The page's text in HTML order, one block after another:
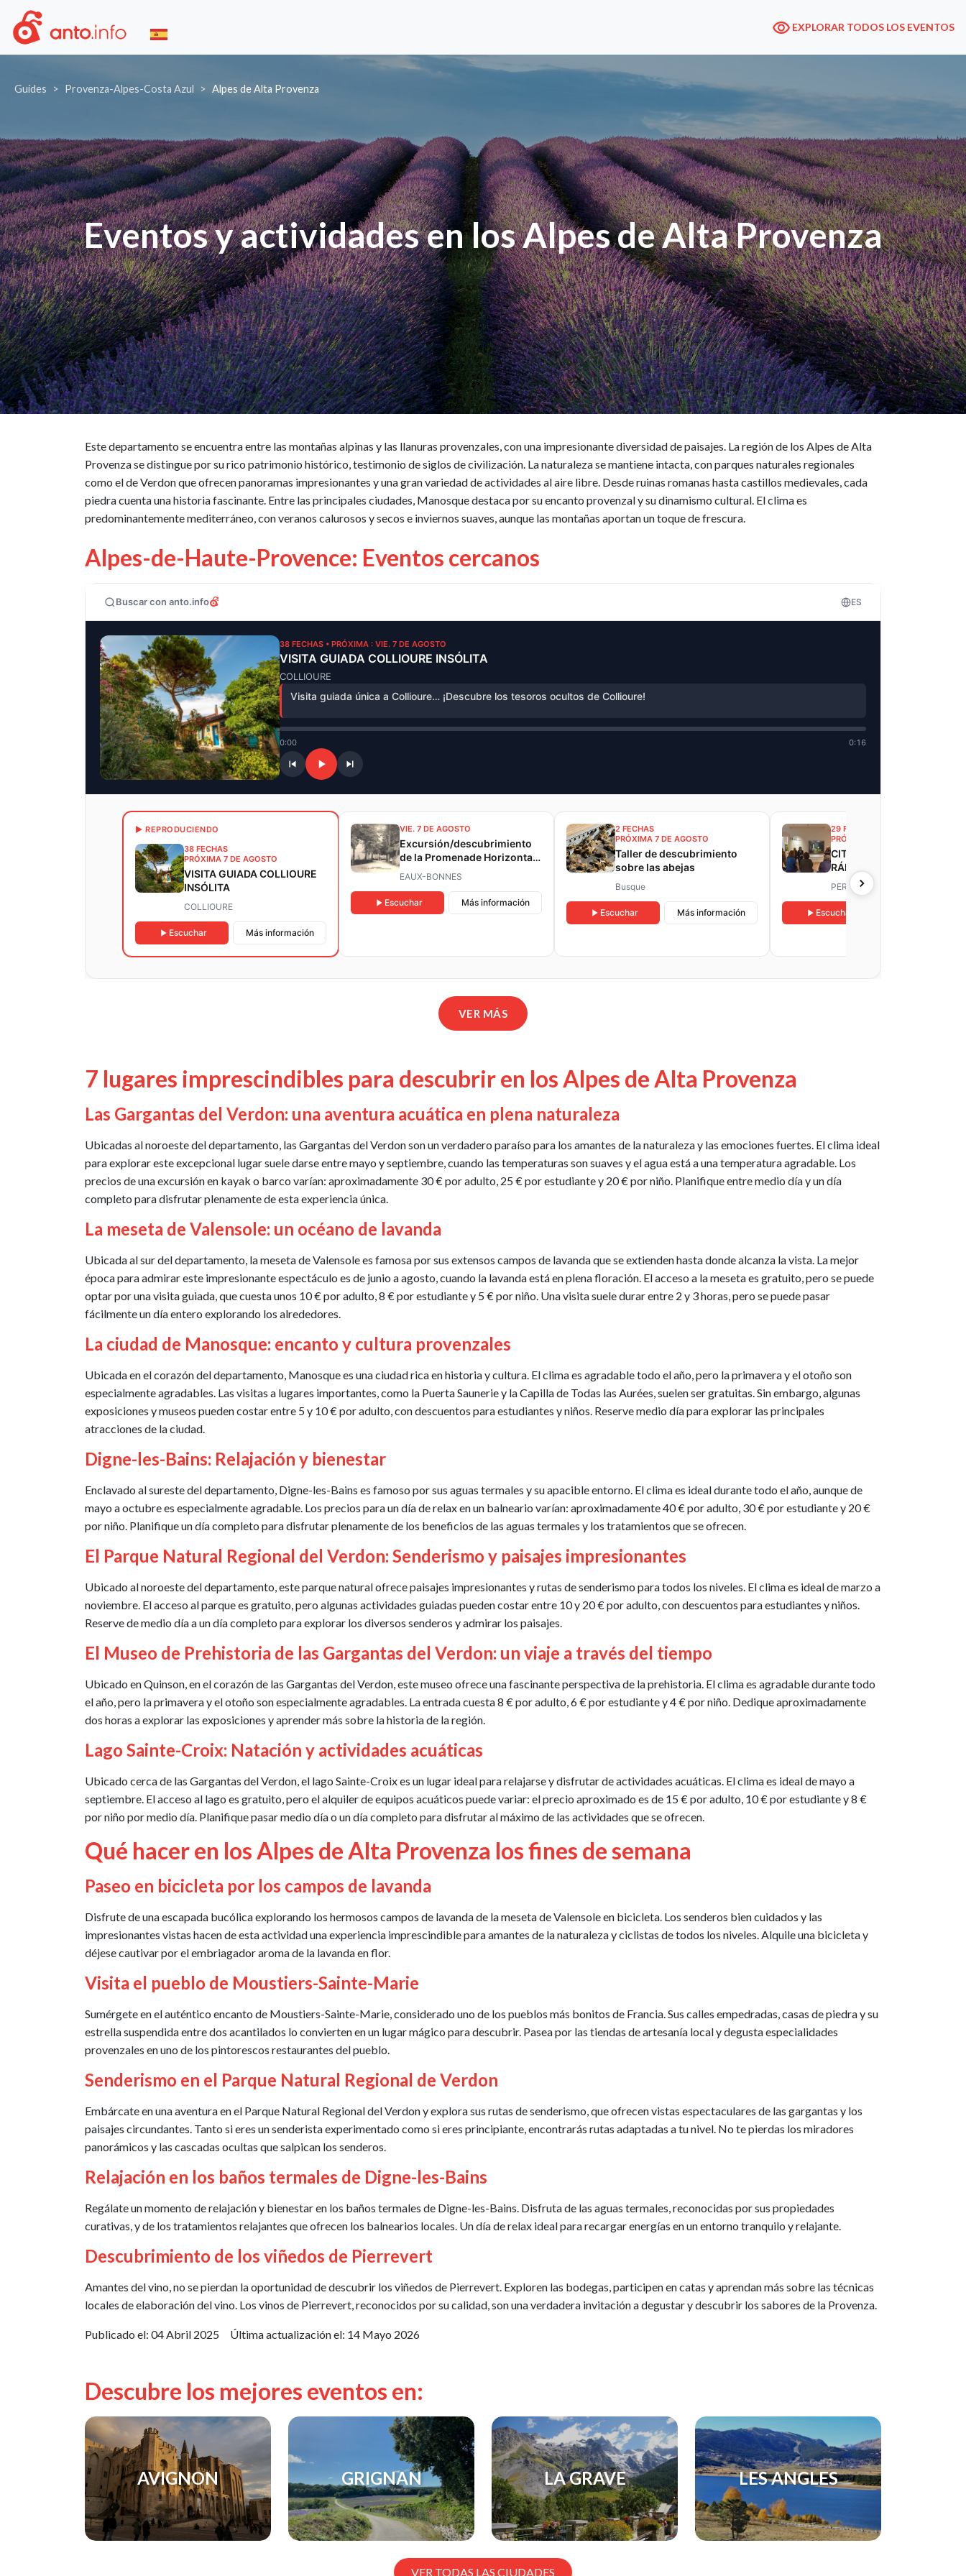
EXPLORAR TODOS LOS EVENTOS
Guides Provenza-Alpes-Costa Azul Alpes de Alta Provenza
Eventos y actividades en los Alpes de Alta Provenza
Este departamento se encuentra entre las montañas alpinas y las llanuras provenzales, con una impresionante diversidad de paisajes. La región de los Alpes de Alta
Provenza se distingue por su rico patrimonio histórico, testimonio de siglos de civilización. La naturaleza se mantiene intacta, con parques naturales regionales
como el de Verdon que ofrecen panoramas impresionantes y una gran variedad de actividades al aire libre. Desde ruinas romanas hasta castillos medievales, cada
piedra cuenta una historia fascinante. Entre las principales ciudades, Manosque destaca por su encanto provenzal y su dinamismo cultural. El clima es
predominantemente mediterráneo, con veranos calurosos y secos e inviernos suaves, aunque las montañas aportan un toque de frescura.
Alpes-de-Haute-Provence: Eventos cercanos
Buscar con anto.info ES
38 FECHAS • PRÓXIMA : VIE. 7 DE AGOSTO
VISITA GUIADA COLLIOURE INSÓLITA
COLLIOURE
Visita guiada única a Collioure… ¡Descubre los tesoros ocultos de Collioure!
0:00 0:16
▶ REPRODUCIENDO
38 FECHAS
PRÓXIMA 7 DE AGOSTO
VISITA GUIADA COLLIOURE
INSÓLITA
COLLIOURE
Escuchar Más información
VIE. 7 DE AGOSTO
Excursión/descubrimiento
de la Promenade Horizontale
- Eaux Bonnes: la historia del
árboles de la Emperatriz
EAUX-BONNES
Escuchar Más información
2 FECHAS
PRÓXIMA 7 DE AGOSTO
Taller de descubrimiento
sobre las abejas
Busque
Escuchar Más información
29 FECHAS
PRÓXIMA DEL 3 AL 31 AGOSTO
CITA CON DALÍ - VISITAS
RÁPIDAS
PERPIGNAN
Escuchar
VER MÁS
7 lugares imprescindibles para descubrir en los Alpes de Alta Provenza
Las Gargantas del Verdon: una aventura acuática en plena naturaleza
Ubicadas al noroeste del departamento, las Gargantas del Verdon son un verdadero paraíso para los amantes de la naturaleza y las emociones fuertes. El clima ideal
para explorar este excepcional lugar suele darse entre mayo y septiembre, cuando las temperaturas son suaves y el agua está a una temperatura agradable. Los
precios de una excursión en kayak o barco varían: aproximadamente 30 € por adulto, 25 € por estudiante y 20 € por niño. Planifique entre medio día y un día
completo para disfrutar plenamente de esta experiencia única.
La meseta de Valensole: un océano de lavanda
Ubicada al sur del departamento, la meseta de Valensole es famosa por sus extensos campos de lavanda que se extienden hasta donde alcanza la vista. La mejor
época para admirar este impresionante espectáculo es de junio a agosto, cuando la lavanda está en plena floración. El acceso a la meseta es gratuito, pero se puede
optar por una visita guiada, que cuesta unos 10 € por adulto, 8 € por estudiante y 5 € por niño. Una visita suele durar entre 2 y 3 horas, pero se puede pasar
fácilmente un día entero explorando los alrededores.
La ciudad de Manosque: encanto y cultura provenzales
Ubicada en el corazón del departamento, Manosque es una ciudad rica en historia y cultura. El clima es agradable todo el año, pero la primavera y el otoño son
especialmente agradables. Las visitas a lugares importantes, como la Puerta Saunerie y la Capilla de Todas las Aurées, suelen ser gratuitas. Sin embargo, algunas
exposiciones y museos pueden costar entre 5 y 10 € por adulto, con descuentos para estudiantes y niños. Reserve medio día para explorar las principales
atracciones de la ciudad.
Digne-les-Bains: Relajación y bienestar
Enclavado al sureste del departamento, Digne-les-Bains es famoso por sus aguas termales y su apacible entorno. El clima es ideal durante todo el año, aunque de
mayo a octubre es especialmente agradable. Los precios para un día de relax en un balneario varían: aproximadamente 40 € por adulto, 30 € por estudiante y 20 €
por niño. Planifique un día completo para disfrutar plenamente de los beneficios de las aguas termales y los tratamientos que se ofrecen.
El Parque Natural Regional del Verdon: Senderismo y paisajes impresionantes
Ubicado al noroeste del departamento, este parque natural ofrece paisajes impresionantes y rutas de senderismo para todos los niveles. El clima es ideal de marzo a
noviembre. El acceso al parque es gratuito, pero algunas actividades guiadas pueden costar entre 10 y 20 € por adulto, con descuentos para estudiantes y niños.
Reserve de medio día a un día completo para explorar los diversos senderos y admirar los paisajes.
El Museo de Prehistoria de las Gargantas del Verdon: un viaje a través del tiempo
Ubicado en Quinson, en el corazón de las Gargantas del Verdon, este museo ofrece una fascinante perspectiva de la prehistoria. El clima es agradable durante todo
el año, pero la primavera y el otoño son especialmente agradables. La entrada cuesta 8 € por adulto, 6 € por estudiante y 4 € por niño. Dedique aproximadamente
dos horas a explorar las exposiciones y aprender más sobre la historia de la región.
Lago Sainte-Croix: Natación y actividades acuáticas
Ubicado cerca de las Gargantas del Verdon, el lago Sainte-Croix es un lugar ideal para relajarse y disfrutar de actividades acuáticas. El clima es ideal de mayo a
septiembre. El acceso al lago es gratuito, pero el alquiler de equipos acuáticos puede variar: el precio aproximado es de 15 € por adulto, 10 € por estudiante y 8 €
por niño por medio día. Planifique pasar medio día o un día completo para disfrutar al máximo de las actividades que se ofrecen.
Qué hacer en los Alpes de Alta Provenza los fines de semana
Paseo en bicicleta por los campos de lavanda
Disfrute de una escapada bucólica explorando los hermosos campos de lavanda de la meseta de Valensole en bicicleta. Los senderos bien cuidados y las
impresionantes vistas hacen de esta actividad una experiencia imprescindible para amantes de la naturaleza y ciclistas de todos los niveles. Alquile una bicicleta y
déjese cautivar por el embriagador aroma de la lavanda en flor.
Visita el pueblo de Moustiers-Sainte-Marie
Sumérgete en el auténtico encanto de Moustiers-Sainte-Marie, considerado uno de los pueblos más bonitos de Francia. Sus calles empedradas, casas de piedra y su
estrella suspendida entre dos acantilados lo convierten en un lugar mágico para descubrir. Pasea por las tiendas de artesanía local y degusta especialidades
provenzales en uno de los pintorescos restaurantes del pueblo.
Senderismo en el Parque Natural Regional de Verdon
Embárcate en una aventura en el Parque Natural Regional del Verdon y explora sus rutas de senderismo, que ofrecen vistas espectaculares de las gargantas y los
paisajes circundantes. Tanto si eres un senderista experimentado como si eres principiante, encontrarás rutas adaptadas a tu nivel. No te pierdas los miradores
panorámicos y las cascadas ocultas que salpican los senderos.
Relajación en los baños termales de Digne-les-Bains
Regálate un momento de relajación y bienestar en los baños termales de Digne-les-Bains. Disfruta de las aguas termales, reconocidas por sus propiedades
curativas, y de los tratamientos relajantes que ofrecen los balnearios locales. Un día de relax ideal para recargar energías en un entorno tranquilo y relajante.
Descubrimiento de los viñedos de Pierrevert
Amantes del vino, no se pierdan la oportunidad de descubrir los viñedos de Pierrevert. Exploren las bodegas, participen en catas y aprendan más sobre las técnicas
locales de elaboración del vino. Los vinos de Pierrevert, reconocidos por su calidad, son una verdadera invitación a degustar y descubrir los sabores de la Provenza.
Publicado el: 04 Abril 2025 Última actualización el: 14 Mayo 2026
Descubre los mejores eventos en:
AVIGNON GRIGNAN LA GRAVE LES ANGLES
VER TODAS LAS CIUDADES